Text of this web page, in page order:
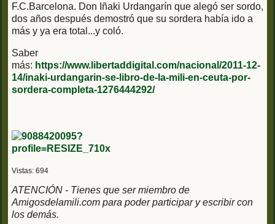
F.C.Barcelona. Don Iñaki Urdangarín que alegó ser sordo,
dos años después demostró que su sordera había ido a
más y ya era total...y coló.
Saber
más: https://www.libertaddigital.com/nacional/2011-12-
14/inaki-urdangarin-se-libro-de-la-mili-en-ceuta-por-
sordera-completa-1276444292/
Vistas: 694
ATENCIÓN - Tienes que ser miembro de
Amigosdelamili.com para poder participar y escribir con
los demás.